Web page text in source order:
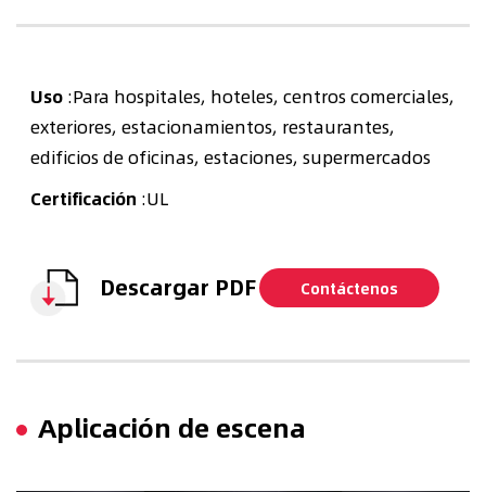
Uso :Para hospitales, hoteles, centros comerciales,
exteriores, estacionamientos, restaurantes,
edificios de oficinas, estaciones, supermercados
Certificación :UL
Descargar PDF Contáctenos
Aplicación de escena